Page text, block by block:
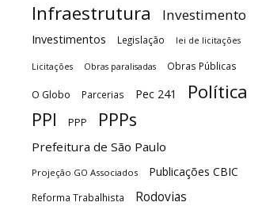
Infraestrutura Investimento
Investimentos Legislação lei de licitações
Licitações Obras paralisadas Obras Públicas
O Globo Parcerias Pec 241 Política
PPI PPP PPPs
Prefeitura de São Paulo
Projeção GO Associados Publicações CBIC
Reforma Trabalhista Rodovias